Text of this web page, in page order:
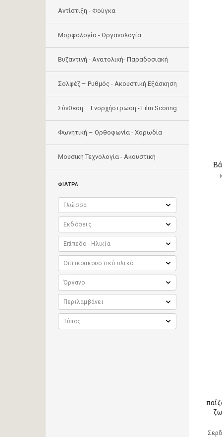
Αντίστιξη - Φούγκα
Μορφολογία - Οργανολογία
Bυζαντινή - Ανατολική- Παραδοσιακή
Σολφέζ – Ρυθμός - Ακουστική Εξάσκηση
Σύνθεση – Ενορχήστρωση - Film Scoring
Φωνητική – Ορθοφωνία - Χορωδία
Μουσική Τεχνολογία - Ακουστική
ΦΙΛΤΡΑ